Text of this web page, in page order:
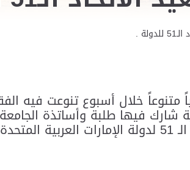
.
متنوعاً خلال أسبوع تنوعت فيه
فيها طلبة وأساتذة الجامعة
.